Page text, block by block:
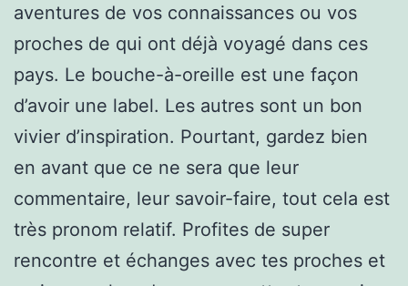
aventures de vos connaissances ou vos
proches de qui ont déjà voyagé dans ces
pays. Le bouche-à-oreille est une façon
d’avoir une label. Les autres sont un bon
vivier d’inspiration. Pourtant, gardez bien
en avant que ce ne sera que leur
commentaire, leur savoir-faire, tout cela est
très pronom relatif. Profites de super
rencontre et échanges avec tes proches et